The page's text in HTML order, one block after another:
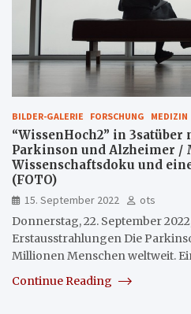
BILDER-GALERIE FORSCHUNG MEDIZIN
“WissenHoch2” in
Parkinson und Alzheimer /
Wissenschaftsdoku und
(FOTO)
15. September 2022
ots
Donnerstag, 22. September
Erstausstrahlungen Die
Millionen Menschen weltweit.
Continue Reading